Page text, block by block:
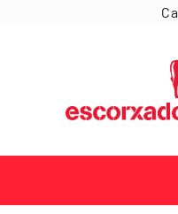
Ca